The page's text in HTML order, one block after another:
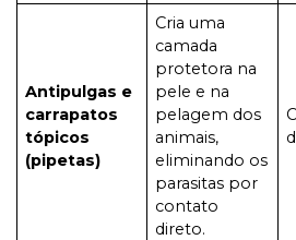
Antipulgas e
carrapatos
tópicos
(pipetas)
Cria uma
camada
protetora na
pele e na
pelagem dos
animais,
eliminando os
parasitas por
contato
direto.